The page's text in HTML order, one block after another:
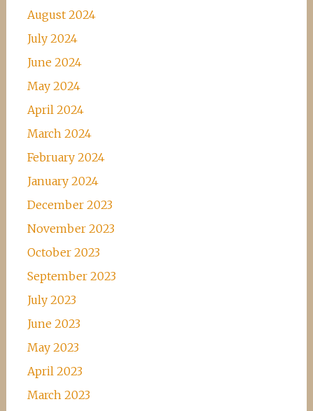
August 2024
July 2024
June 2024
May 2024
April 2024
March 2024
February 2024
January 2024
December 2023
November 2023
October 2023
September 2023
July 2023
June 2023
May 2023
April 2023
March 2023